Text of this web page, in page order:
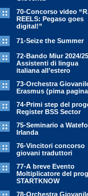
70-Concorso video
REELS: Pegaso goes
digital!”
71-Seize the Summer
72-Bando Miur 2024/
Assistenti di lingua
italiana all’estero
73-Orchestra
Erasmus (pima
74-Primi step del
Register BSS Sector
75-Seminario a
Irlanda
76-Vincitori concorso
giovani traduttori
77-A breve Evento
Moltiplicatore del
STARTKNOW
78-Orchestra